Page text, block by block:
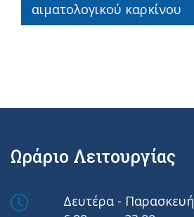
αιματολογικού καρκίνου
Ωράριο Λειτουργίας
Δευτέρα - Παρασκευή